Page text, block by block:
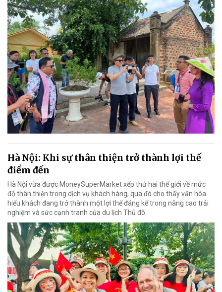
Hà Nội: Khi sự thân thiện trở thành lợi thế
điểm đến
Hà Nội vừa được MoneySuperMarket xếp thứ hai thế giới về mức
độ thân thiện trong dịch vụ khách hàng, qua đó cho thấy văn hóa
hiếu khách đang trở thành một lợi thế đáng kể trong nâng cao trải
nghiệm và sức cạnh tranh của du lịch Thủ đô.